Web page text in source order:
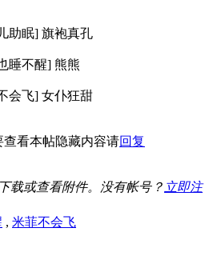
助眠] 旗袍真孔
睡不醒] 熊熊
会飞] 女仆狂甜
看本帖隐藏内容请回复
载或查看附件。没有帐号？ 立即注
, 米菲不会飞